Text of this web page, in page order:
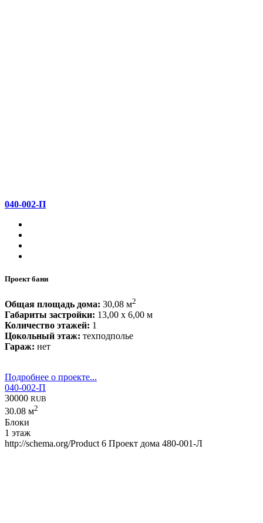
040-002-П
Проект бани
Общая площадь дома: 30,08 м2
Габариты застройки: 13,00 x 6,00 м
Количество этажей: 1
Цокольный этаж: техподполье
Гараж: нет
Подробнее о проекте...
040-002-П
30000 RUB
30.08 м2
Блоки
1 этаж
http://schema.org/Product 6 Проект дома 480-001-Л